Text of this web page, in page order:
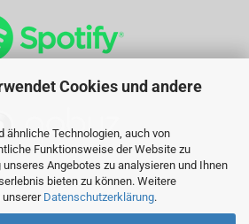
Cookies und andere
ähnliche Technologien, auch von
Funktionsweise der Website zu
Angebotes zu analysieren und Ihnen
bieten zu können. Weitere
unserer Datenschutzerklärung.